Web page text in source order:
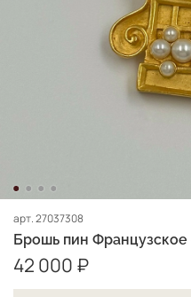
арт.27037308
Брошь пин
42 000 ₽